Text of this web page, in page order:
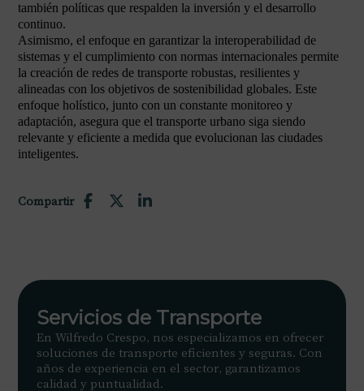
también políticas que respalden la inversión y el desarrollo
continuo.
Asimismo, el enfoque en garantizar la interoperabilidad de
sistemas y el cumplimiento con normas internacionales permite
la creación de redes de transporte robustas, resilientes y
alineadas con los objetivos de sostenibilidad globales. Este
enfoque holístico, junto con un constante monitoreo y
adaptación, asegura que el transporte urbano siga siendo
relevante y eficiente a medida que evolucionan las ciudades
inteligentes.
Compartir
Servicios de Transporte
En Wilfredo Crespo, nos especializamos en ofrecer
soluciones de transporte eficientes y seguras. Con
años de experiencia en el sector, garantizamos
calidad y puntualidad.